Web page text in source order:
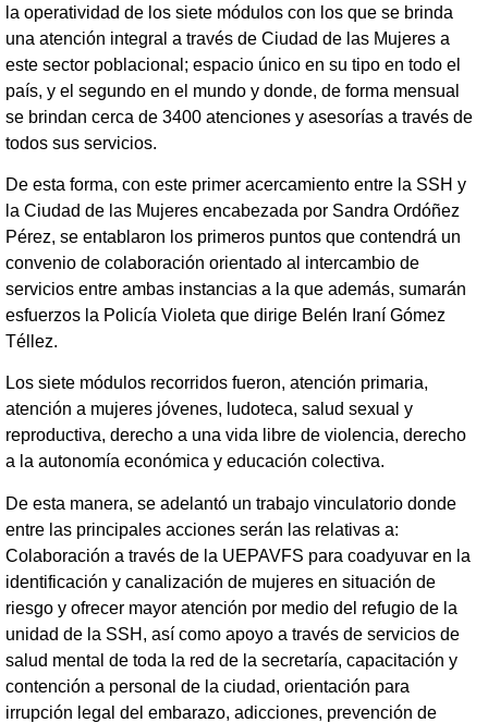
la operatividad de los siete módulos con los que se brinda
una atención integral a través de Ciudad de las Mujeres a
este sector poblacional; espacio único en su tipo en todo el
país, y el segundo en el mundo y donde, de forma mensual
se brindan cerca de 3400 atenciones y asesorías a través de
todos sus servicios.
De esta forma, con este primer acercamiento entre la SSH y
la Ciudad de las Mujeres encabezada por Sandra Ordóñez
Pérez, se entablaron los primeros puntos que contendrá un
convenio de colaboración orientado al intercambio de
servicios entre ambas instancias a la que además, sumarán
esfuerzos la Policía Violeta que dirige Belén Iraní Gómez
Téllez.
Los siete módulos recorridos fueron, atención primaria,
atención a mujeres jóvenes, ludoteca, salud sexual y
reproductiva, derecho a una vida libre de violencia, derecho
a la autonomía económica y educación colectiva.
De esta manera, se adelantó un trabajo vinculatorio donde
entre las principales acciones serán las relativas a:
Colaboración a través de la UEPAVFS para coadyuvar en la
identificación y canalización de mujeres en situación de
riesgo y ofrecer mayor atención por medio del refugio de la
unidad de la SSH, así como apoyo a través de servicios de
salud mental de toda la red de la secretaría, capacitación y
contención a personal de la ciudad, orientación para
irrupción legal del embarazo, adicciones, prevención de